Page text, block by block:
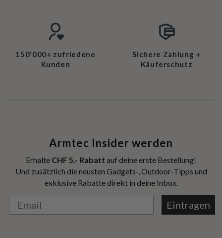
150'000+ zufriedene
Kunden
Sichere Zahlung +
Käuferschutz
Armtec Insider werden
Erhalte CHF 5.- Rabatt auf deine erste Bestellung!
Und zusätzlich die neusten Gadgets-, Outdoor-Tipps und
exklusive Rabatte direkt in deine Inbox.
Eintragen